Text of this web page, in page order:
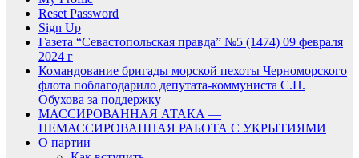
Reset Password
Sign Up
Газета “Севастопольская правда” №5 (1474) 09 февраля
2024 г
Командование бригады морской пехоты Черноморского
флота поблагодарило депутата-коммуниста С.П.
Обухова за поддержку
МАССИРОВАННАЯ АТАКА —
НЕМАССИРОВАННАЯ РАБОТА С УКРЫТИЯМИ
О партии